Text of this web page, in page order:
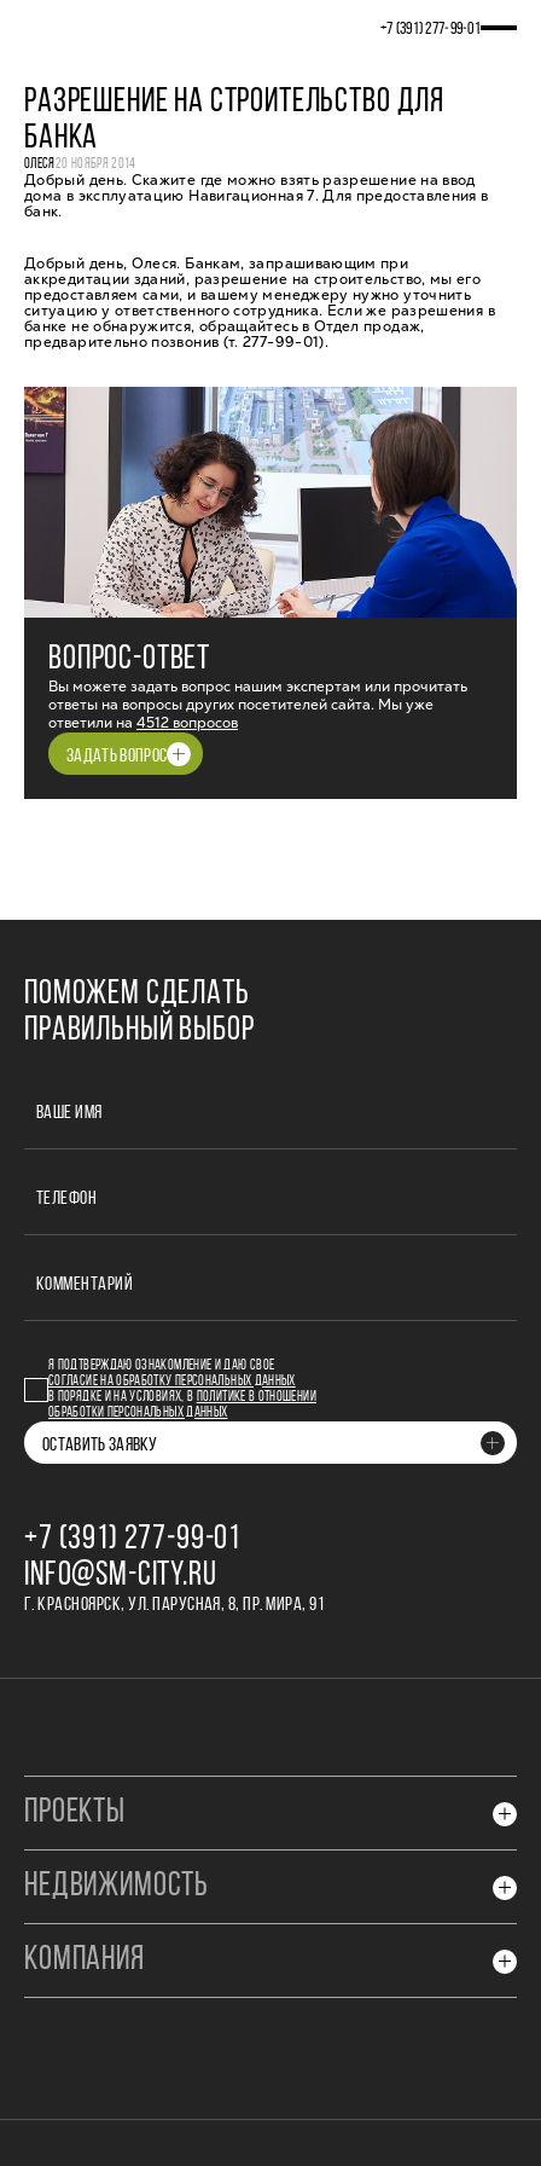
+7 (391) 277‒99‒01
РАЗРЕШЕНИЕ НА СТРОИТЕЛЬСТВО ДЛЯ
БАНКА
ОЛЕСЯ20 НОЯБРЯ 2014
Добрый день. Скажите где можно взять разрешение на ввод
дома в эксплуатацию Навигационная 7. Для предоставления в
банк.
Добрый день, Олеся. Банкам, запрашивающим при
аккредитации зданий, разрешение на строительство, мы его
предоставляем сами, и вашему менеджеру нужно уточнить
ситуацию у ответственного сотрудника. Если же разрешения в
банке не обнаружится, обращайтесь в Отдел продаж,
предварительно позвонив (т. 277-99-01).
ВОПРОС-ОТВЕТ
Вы можете задать вопрос нашим экспертам или прочитать
ответы на вопросы других посетителей сайта. Мы уже
ответили на 4512 вопросов
ЗАДАТЬ ВОПРОС
ПОМОЖЕМ СДЕЛАТЬ
ПРАВИЛЬНЫЙ ВЫБОР
ВАШЕ ИМЯ
ТЕЛЕФОН
КОММЕНТАРИЙ
Я ПОДТВЕРЖДАЮ ОЗНАКОМЛЕНИЕ И ДАЮ СВОЕ
СОГЛАСИЕ НА ОБРАБОТКУ ПЕРСОНАЛЬНЫХ ДАННЫХ
В ПОРЯДКЕ И НА УСЛОВИЯХ, В
ПОЛИТИКЕ В ОТНОШЕНИИ
ОБРАБОТКИ ПЕРСОНАЛЬНЫХ ДАННЫХ
ОСТАВИТЬ ЗАЯВКУ
+7 (391) 277‒99‒01
INFO@SM-CITY.RU
Г. КРАСНОЯРСК, УЛ. ПАРУСНАЯ, 8, ПР. МИРА, 91
ПРОЕКТЫ
НЕДВИЖИМОСТЬ
КОМПАНИЯ